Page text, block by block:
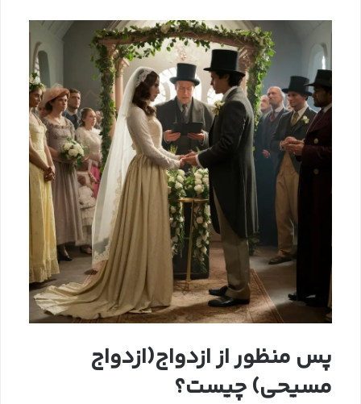
پس منظور از ازدواج(ازدواج
مسیحی) چیست؟